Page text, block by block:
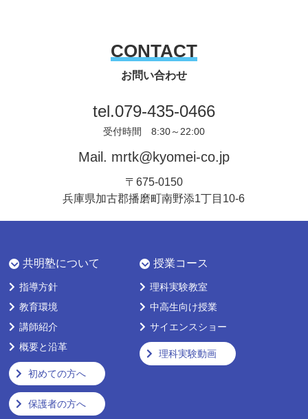
CONTACT
お問い合わせ
tel.079-435-0466
受付時間 8:30～22:00
Mail. mrtk@kyomei-co.jp
〒675-0150
兵庫県加古郡播磨町南野添1丁目10-6
共明塾について
指導方針
教育環境
講師紹介
概要と沿革
初めての方へ
保護者の方へ
授業コース
理科実験教室
中高生向け授業
サイエンスショー
理科実験動画